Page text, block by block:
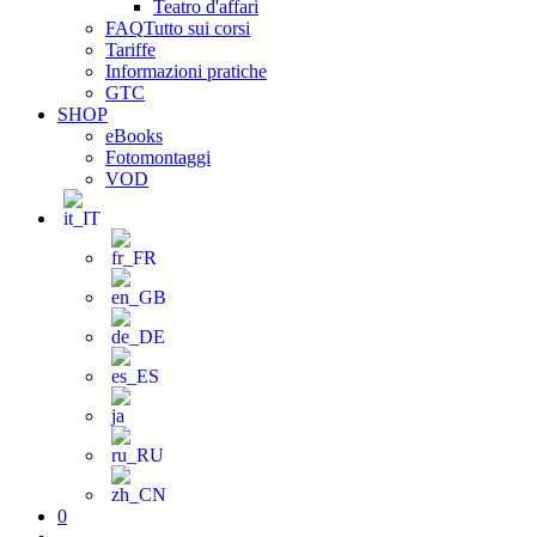
Teatro d'affari
FAQTutto sui corsi
Tariffe
Informazioni pratiche
GTC
SHOP
eBooks
Fotomontaggi
VOD
0